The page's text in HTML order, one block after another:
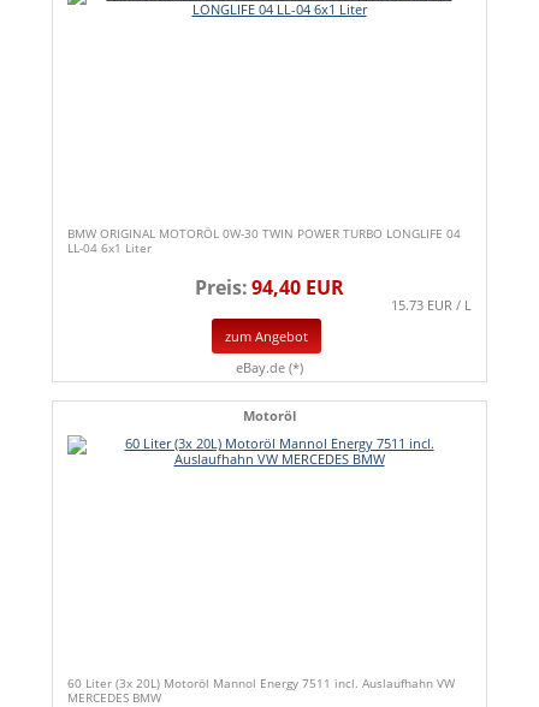
BMW ORIGINAL MOTORÖL 0W-30 TWIN POWER TURBO LONGLIFE 04
LL-04 6x1 Liter
Preis:94,40 EUR
15.73 EUR / L
zum Angebot
eBay.de (*)
Motoröl
60 Liter (3x 20L) Motoröl Mannol Energy 7511 incl. Auslaufhahn VW
MERCEDES BMW